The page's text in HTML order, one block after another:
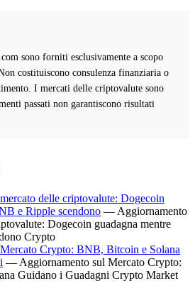
sono forniti esclusivamente a scopo
costituiscono consulenza finanziaria o
I mercati delle criptovalute sono
passati non garantiscono risultati
delle criptovalute: Dogecoin
e Ripple scendono — Aggiornamento
Dogecoin guadagna mentre
Crypto
Crypto: BNB, Bitcoin e Solana
— Aggiornamento sul Mercato Crypto:
Guidano i Guadagni Crypto Market